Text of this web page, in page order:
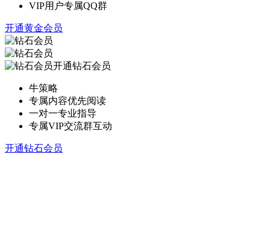
VIP用户专属QQ群
开通黄金会员
开通钻石会员
牛策略
专属内容优先阅读
一对一专业指导
专属VIP交流群互动
开通钻石会员